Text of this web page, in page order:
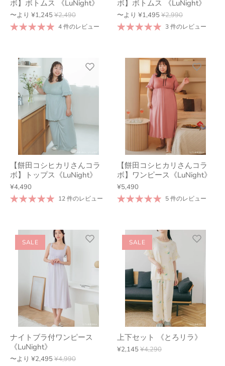
ボ】ボトムス 《LuNight》
〜より ¥1,245¥2,490
4 件のレビュー
ボ】ボトムス 《LuNight》
〜より ¥1,495¥2,990
3 件のレビュー
【餅田コシヒカリさんコラ
ボ】トップス《LuNight》
¥4,490
12 件のレビュー
【餅田コシヒカリさんコラ
ボ】ワンピース《LuNight》
¥5,490
5 件のレビュー
SALE
ナイトブラ付ワンピース
《LuNight》
〜より ¥2,495¥4,990
SALE
上下セット 《とろリラ》
¥2,145¥4,290